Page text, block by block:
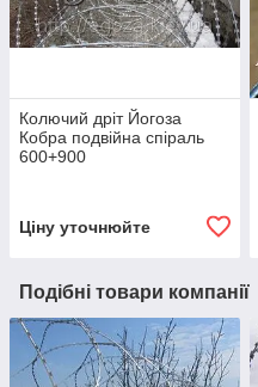
Колючий дріт Йогоза
Кобра подвійна спіраль
600+900
Ціну уточнюйте
Подібні товари компанії